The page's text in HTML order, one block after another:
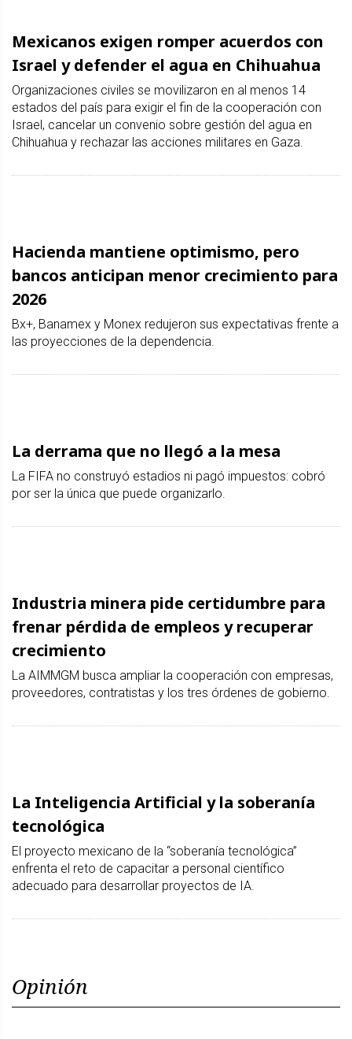
Mexicanos exigen romper acuerdos con
Israel y defender el agua en Chihuahua
Organizaciones civiles se movilizaron en al menos 14
estados del país para exigir el fin de la cooperación con
Israel, cancelar un convenio sobre gestión del agua en
Chihuahua y rechazar las acciones militares en Gaza.
Hacienda mantiene optimismo, pero
bancos anticipan menor crecimiento para
2026
Bx+, Banamex y Monex redujeron sus expectativas frente a
las proyecciones de la dependencia.
La derrama que no llegó a la mesa
La FIFA no construyó estadios ni pagó impuestos: cobró
por ser la única que puede organizarlo.
Industria minera pide certidumbre para
frenar pérdida de empleos y recuperar
crecimiento
La AIMMGM busca ampliar la cooperación con empresas,
proveedores, contratistas y los tres órdenes de gobierno.
La Inteligencia Artificial y la soberanía
tecnológica
El proyecto mexicano de la “soberanía tecnológica”
enfrenta el reto de capacitar a personal científico
adecuado para desarrollar proyectos de IA.
Opinión